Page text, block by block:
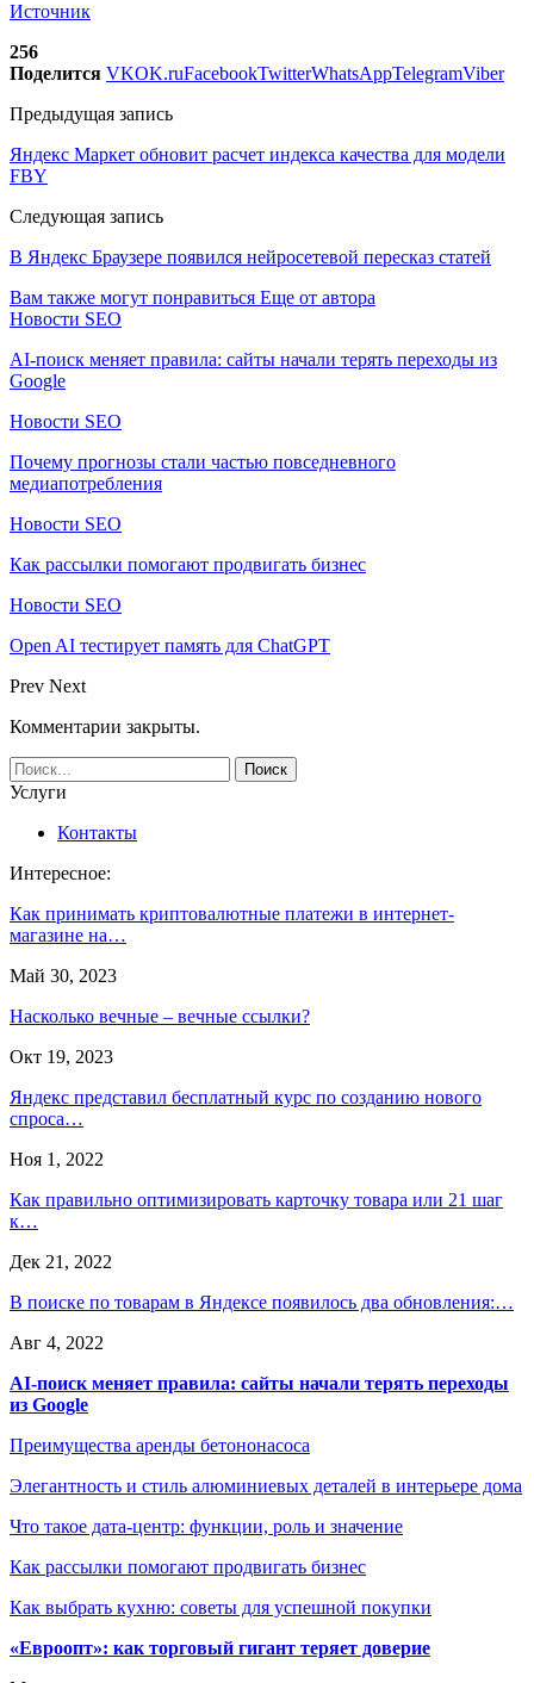
Источник
256
Поделится VKOK.ruFacebookTwitterWhatsAppTelegramViber
Предыдущая запись
Яндекс Маркет обновит расчет индекса качества для модели
FBY
Следующая запись
В Яндекс Браузере появился нейросетевой пересказ статей
Вам также могут понравиться Еще от автора
Новости SEO
AI-поиск меняет правила: сайты начали терять переходы из
Google
Новости SEO
Почему прогнозы стали частью повседневного
медиапотребления
Новости SEO
Как рассылки помогают продвигать бизнес
Новости SEO
Open AI тестирует память для ChatGPT
Prev Next
Комментарии закрыты.
Услуги
Контакты
Интересное:
Как принимать криптовалютные платежи в интернет-
магазине на…
Май 30, 2023
Насколько вечные – вечные ссылки?
Окт 19, 2023
Яндекс представил бесплатный курс по созданию нового
спроса…
Ноя 1, 2022
Как правильно оптимизировать карточку товара или 21 шаг
к…
Дек 21, 2022
В поиске по товарам в Яндексе появилось два обновления:…
Авг 4, 2022
AI-поиск меняет правила: сайты начали терять переходы
из Google
Преимущества аренды бетононасоса
Элегантность и стиль алюминиевых деталей в интерьере дома
Что такое дата-центр: функции, роль и значение
Как рассылки помогают продвигать бизнес
Как выбрать кухню: советы для успешной покупки
«Евроопт»: как торговый гигант теряет доверие